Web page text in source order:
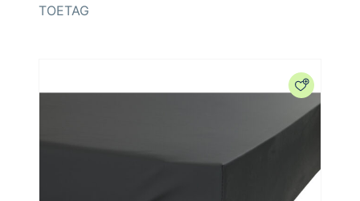
TOETAG